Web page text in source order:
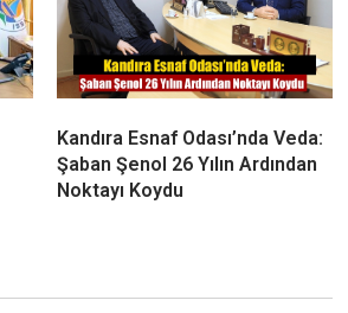
Kandıra Esnaf Odası’nda Veda:
Şaban Şenol 26 Yılın Ardından
Noktayı Koydu